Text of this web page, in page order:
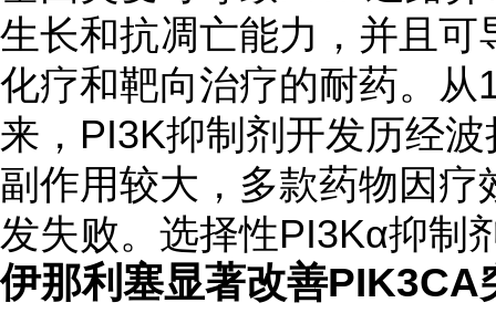
生长和抗凋亡能力，并且
化疗和靶向治疗的耐药。
来，PI3K抑制剂开发历经
副作用较大，多款药物因
发失败。选择性PI3Kα抑制
伊那利塞显著改善PIK3CA